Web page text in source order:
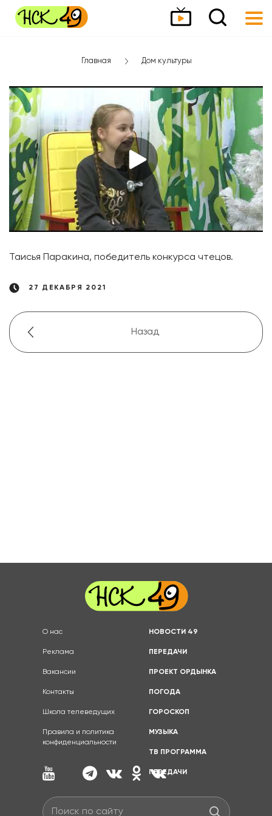
Главная Дом культуры
Таисья Паракина, победитель конкурса чтецов.
27 ДЕКАБРЯ 2021
Назад
О нас
Реклама
Вакансии
Контакты
Школа телеведущих
Правила и политика
конфиденциальности
НОВОСТИ 49
ПЕРЕДАЧИ
ПРОЕКТ ОРДЫНКА
ПОГОДА
ГОРОСКОП
МУЗЫКА
ТВ ПРОГРАММА
ПЕРЕДАЧИ